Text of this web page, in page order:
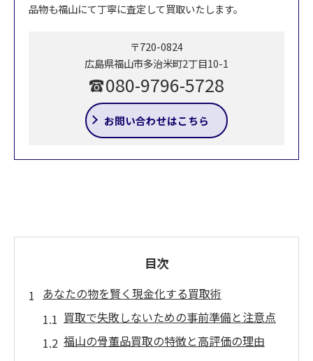
品物も福山にて丁寧に査定して買取いたします。
〒720-0824
広島県福山市多治米町2丁目10-1
080-9796-5728
お問い合わせはこちら
目次
あなたの物を賢く現金化する買取術
買取で失敗しないための事前準備と注意点
福山の骨董品買取の特徴と高評価の理由